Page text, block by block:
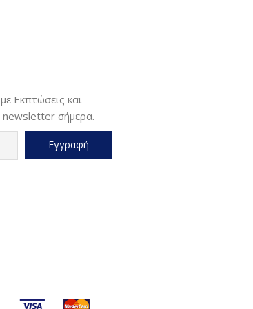
Εκπτώσεις και
newsletter σήμερα.